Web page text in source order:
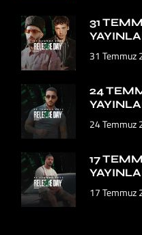
31
31 Temmuz
24
24 Temmuz
17
17 Temmuz